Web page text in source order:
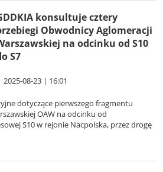
konsultuje cztery
Obwodnicy Aglomeracji
na odcinku od S10
S7
2025-08-23 | 16:01
dotyczące pierwszego fragmentu
OAW na odcinku od
S10 w rejonie Nacpolska, przez drogę